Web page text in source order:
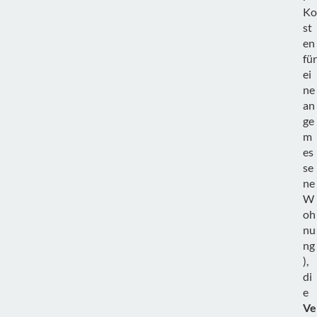
Ko
st
en
für
ei
ne
an
ge
m
es
se
ne
W
oh
nu
ng
),
di
e
Ve